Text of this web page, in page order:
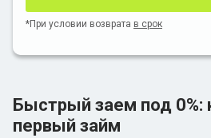
*При условии возврата в срок
Быстрый заем под 0%:
первый займ